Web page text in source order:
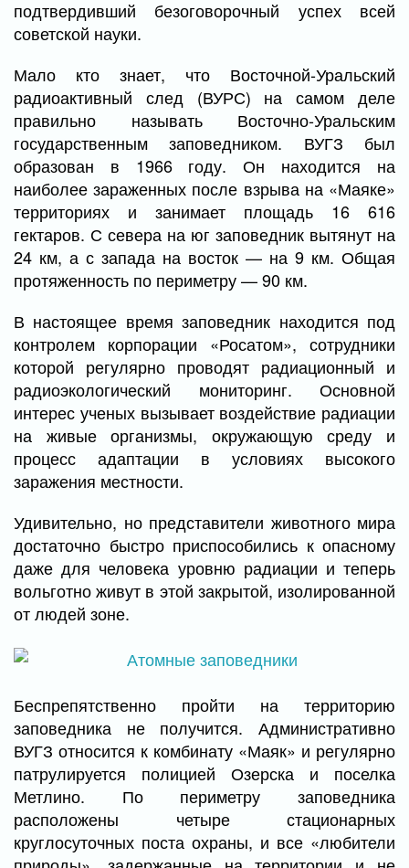
подтвердивший безоговорочный успех всей
советской науки.
Мало кто знает, что Восточной-Уральский
радиоактивный след (ВУРС) на самом деле
правильно называть Восточно-Уральским
государственным заповедником. ВУГЗ был
образован в 1966 году. Он находится на
наиболее зараженных после взрыва на «Маяке»
территориях и занимает площадь 16 616
гектаров. С севера на юг заповедник вытянут на
24 км, а с запада на восток — на 9 км. Общая
протяженность по периметру — 90 км.
В настоящее время заповедник находится под
контролем корпорации «Росатом», сотрудники
которой регулярно проводят радиационный и
радиоэкологический мониторинг. Основной
интерес ученых вызывает воздействие радиации
на живые организмы, окружающую среду и
процесс адаптации в условиях высокого
заражения местности.
Удивительно, но представители животного мира
достаточно быстро приспособились к опасному
даже для человека уровню радиации и теперь
вольготно живут в этой закрытой, изолированной
от людей зоне.
Беспрепятственно пройти на территорию
заповедника не получится. Административно
ВУГЗ относится к комбинату «Маяк» и регулярно
патрулируется полицией Озерска и поселка
Метлино. По периметру заповедника
расположены четыре стационарных
круглосуточных поста охраны, и все «любители